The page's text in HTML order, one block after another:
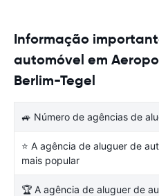
Informação
automóvel em
Berlim-Tegel
🚙 Número de agências de
⭐ A agência de aluguer de
mais popular
🏆 A agência de aluguer de